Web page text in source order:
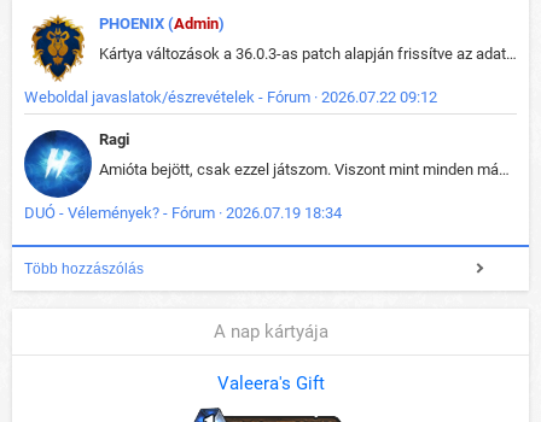
PHOENIX (Admin)
Kártya változások a 36.0.3-as patch alapján frissítve az adatbázisban (képek is cserélve).
Weboldal javaslatok/észrevételek - Fórum · 2026.07.22 09:12
Ragi
Amióta bejött, csak ezzel játszom. Viszont mint minden más - akár az alapjáték is, ez is baromira összetett lett. Néha már pár kör után is esélytelen az egész. Vagy irreállisan túltápol valaki, vagy lelép a partner, vagy csak hülye mint a segg. És amikor eljönne az én időm, na akkor jön el mindenki másé is. Engem jobban érdekelne, hogy ki milyen ratingen szokott játszani. Na ez lenne egy érdekes adat.
DUÓ - Vélemények? - Fórum · 2026.07.19 18:34
Több hozzászólás
A nap kártyája
Valeera's Gift